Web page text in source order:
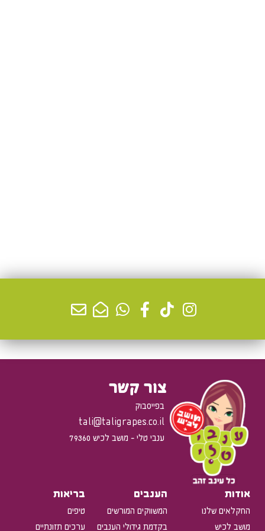
קינוחים
צור קשר
בפייסבוק
tali@taligrapes.co.il
ענבי טלי - מושב לכיש 79360
אודות
החקלאים שלנו
מושב לכיש
הענבים
המשווקים המורשים
בקדמת גידולי הענבים
בריאות
טיפים
ערכים תזונתיים